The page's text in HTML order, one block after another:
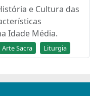
e Cultura das
Idade Média.
Arte Sacra Liturgia